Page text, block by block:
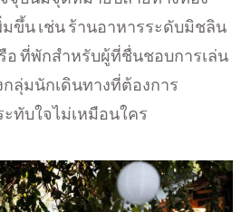
มขึ้น เช่น ร้านอาหารระดับมิชลิน
ที่พักสำหรับผู้ที่ชื่นชอบการเล่น
ลุ่มนักเดินทางที่ต้องการ
ทับใจไม่เหมือนใคร